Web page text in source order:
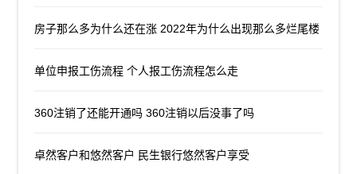
房子那么多为什么还在涨 2022年为什么出现那么多烂尾楼
单位申报工伤流程 个人报工伤流程怎么走
360注销了还能开通吗 360注销以后没事了吗
卓然客户和悠然客户 民生银行悠然客户享受